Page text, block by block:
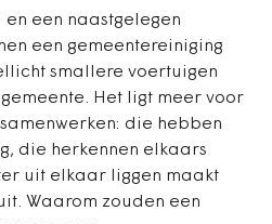
een naastgelegen
een gemeentereiniging
smallere voertuigen
Het ligt meer voor
die hebben
die herkennen elkaars
uit elkaar liggen maakt
Waarom zouden een